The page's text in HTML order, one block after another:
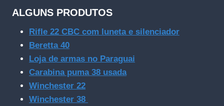
ALGUNS PRODUTOS
Rifle 22 CBC com luneta e silenciador
Beretta 40
Loja de armas no Paraguai
Carabina puma 38 usada
Winchester 22
Winchester 38